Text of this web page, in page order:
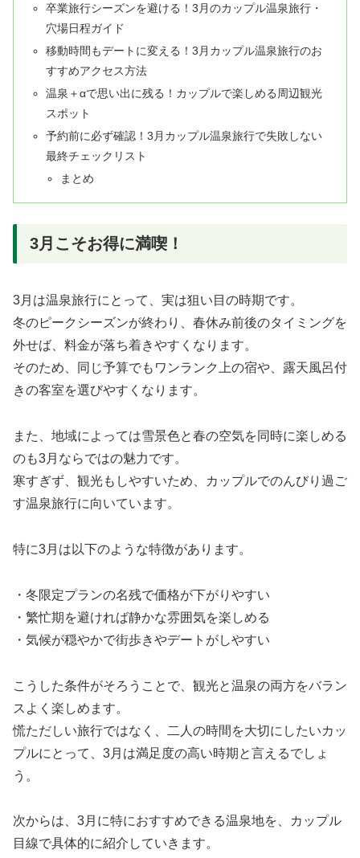
卒業旅行シーズンを避ける！3月のカップル温泉旅行・
穴場日程ガイド
移動時間もデートに変える！3月カップル温泉旅行のお
すすめアクセス方法
温泉＋αで思い出に残る！カップルで楽しめる周辺観光
スポット
予約前に必ず確認！3月カップル温泉旅行で失敗しない
最終チェックリスト
まとめ
3月こそお得に満喫！
3月は温泉旅行にとって、実は狙い目の時期です。
冬のピークシーズンが終わり、春休み前後のタイミングを
外せば、料金が落ち着きやすくなります。
そのため、同じ予算でもワンランク上の宿や、露天風呂付
きの客室を選びやすくなります。
また、地域によっては雪景色と春の空気を同時に楽しめる
のも3月ならではの魅力です。
寒すぎず、観光もしやすいため、カップルでのんびり過ご
す温泉旅行に向いています。
特に3月は以下のような特徴があります。
・冬限定プランの名残で価格が下がりやすい
・繁忙期を避ければ静かな雰囲気を楽しめる
・気候が穏やかで街歩きやデートがしやすい
こうした条件がそろうことで、観光と温泉の両方をバラン
スよく楽しめます。
慌ただしい旅行ではなく、二人の時間を大切にしたいカッ
プルにとって、3月は満足度の高い時期と言えるでしょ
う。
次からは、3月に特におすすめできる温泉地を、カップル
目線で具体的に紹介していきます。